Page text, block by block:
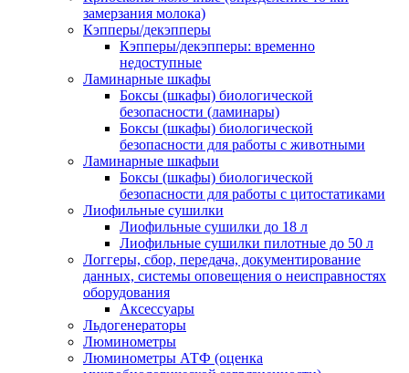
замерзания молока)
Кэпперы/декэпперы
Кэпперы/декэпперы: временно
недоступные
Ламинарные шкафы
Боксы (шкафы) биологической
безопасности (ламинары)
Боксы (шкафы) биологической
безопасности для работы с животными
Ламинарные шкафыи
Боксы (шкафы) биологической
безопасности для работы с цитостатиками
Лиофильные сушилки
Лиофильные сушилки до 18 л
Лиофильные сушилки пилотные до 50 л
Логгеры, сбор, передача, документирование
данных, системы оповещения о неисправностях
оборудования
Аксессуары
Льдогенераторы
Люминометры
Люминометры АТФ (оценка